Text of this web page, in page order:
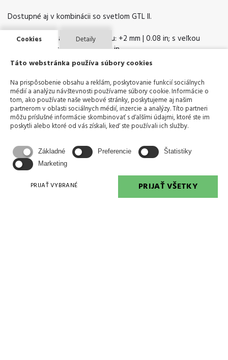
Dostupné aj v kombinácii so svetlom GTL II.
*So strednou zadnou pažbičkou: +2 mm | 0.08 in; s veľkou
zadnou pažbičkou: +4 mm | 0.16 in
kedykoľvek zmenené. **V závislosti od konfigurácie.
Cookies Detaily
Táto webstránka používa súbory cookies
Na prispôsobenie obsahu a reklám, poskytovanie funkcií sociálnych
médií a analýzu návštevnosti používame súbory cookie. Informácie o
tom, ako používate naše webové stránky, poskytujeme aj našim
partnerom v oblasti sociálnych médií, inzercie a analýzy. Títo partneri
môžu príslušné informácie skombinovať s ďalšími údajmi, ktoré ste im
poskytli alebo ktoré od vás získali, keď ste používali ich služby.
Základné Preferencie
Štatistiky
Marketing
PRIJAŤ VYBRANÉ PRIJAŤ VŠETKY